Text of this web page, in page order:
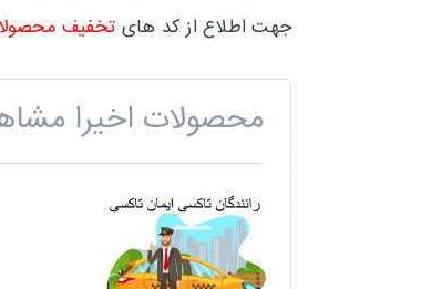
جهت اطلاع از کد های تخفیف
محصولات اخیرا